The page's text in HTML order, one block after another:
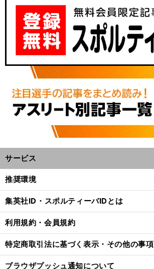
サービス
推奨環境
集英社ID・スポルティーバIDとは
利用規約・会員規約
特定商取引法に基づく表示・その他の事項
ブラウザプッシュ通知について